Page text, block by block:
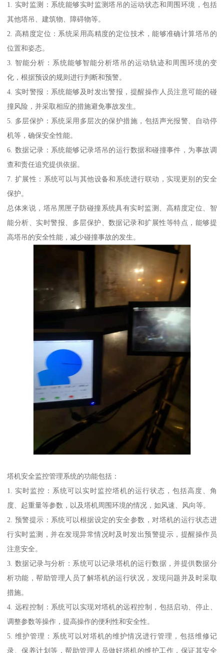
1. 实时监测：系统能够实时监测塔吊的运动状态和周围环境，包括
其他塔吊、建筑物、障碍物等。
2. 高精度定位：系统采用高精度的定位技术，能够准确计算塔吊的
位置和姿态。
3. 智能分析：系统能够智能分析塔吊的运动轨迹和周围环境的变
化，根据预设的规则进行判断和预警。
4. 实时警报：系统能够及时发出警报，提醒操作人员注意可能的碰
撞风险，并采取相应的措施避免事故发生。
5. 多层保护：系统采用多层次的保护措施，包括声光报警、自动停
机等，确保安全性能。
6. 数据记录：系统能够记录塔吊的运行数据和碰撞事件，为事故调
查和责任追究提供依据。
7. 扩展性：系统可以与其他设备和系统进行联动，实现更别的安全
保护。
总体来说，塔吊黑匣子防碰撞系统具有实时监测、高精度定位、智
能分析、实时警报、多层保护、数据记录和扩展性等特点，能够提
高塔吊的安全性能，减少碰撞事故的发生。
塔机安全监控管理系统的功能包括：
1. 实时监控：系统可以实时监控塔机的运行状态，包括高度、角
度、起重量等参数，以及塔机周围环境的情况，如风速、风向等。
2. 预警提示：系统可以根据设定的安全参数，对塔机的运行状态进
行实时监测，并在发现异常情况时及时发出预警提示，提醒操作员
注意安全。
3. 数据记录与分析：系统可以记录塔机的运行数据，并提供数据分
析功能，帮助管理人员了解塔机的运行状况，发现问题并及时采取
措施。
4. 远程控制：系统可以实现对塔机的远程控制，包括启动、停止、
调整参数等操作，提高操作的便利性和安全性。
5. 维护管理：系统可以对塔机的维护情况进行管理，包括维修记
录、保养计划等，帮助管理人员做好塔机的维护工作，保证其安全